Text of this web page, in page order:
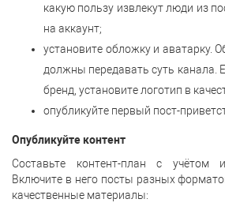
какую пользу извлекут люди из
на аккаунт;
установите обложку и аватарку.
должны передавать суть канала.
бренд, установите логотип в
опубликуйте первый пост-
Опубликуйте контент
Составьте контент-план с учётом
Включите в него посты разных
качественные материалы: